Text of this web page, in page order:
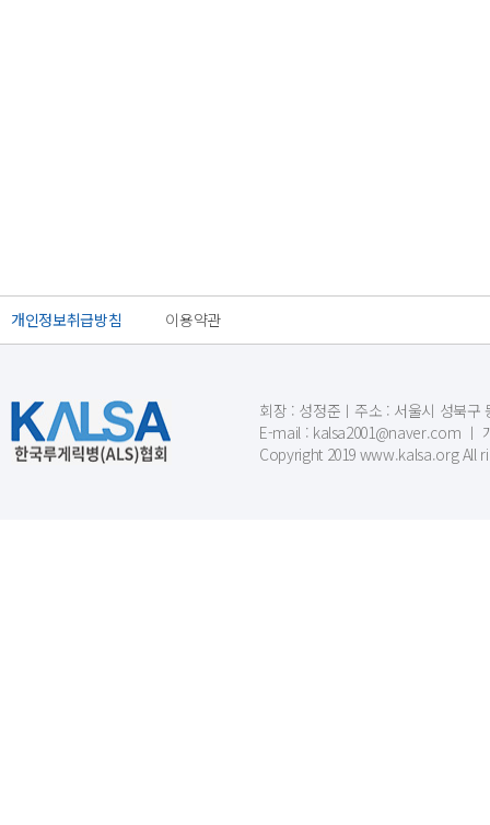
개인정보취급방침 이용약관
회장 : 성정준ㅣ주소 : 서울시 성북구
E-mail : kalsa2001@naver.com ㅣ
Copyright 2019 www.kalsa.org All